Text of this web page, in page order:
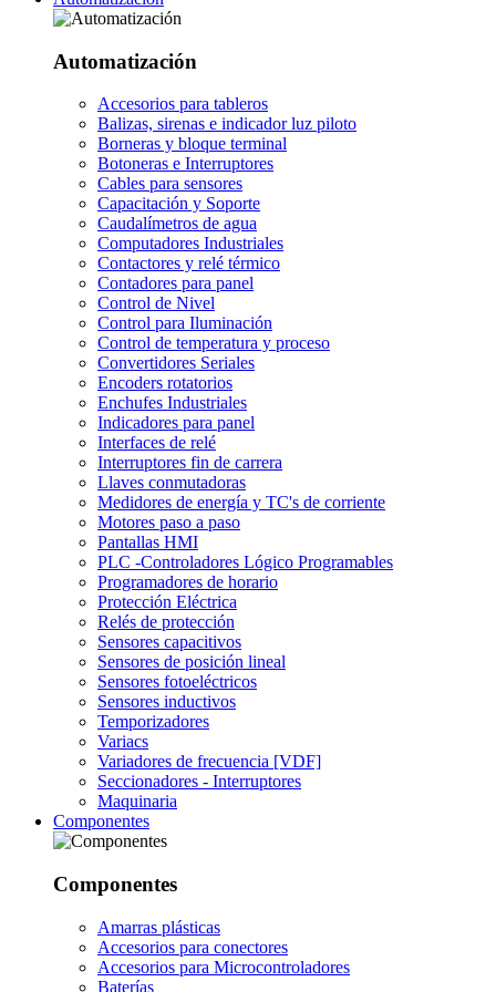
Automatización
Accesorios para tableros
Balizas, sirenas e indicador luz piloto
Borneras y bloque terminal
Botoneras e Interruptores
Cables para sensores
Capacitación y Soporte
Caudalímetros de agua
Computadores Industriales
Contactores y relé térmico
Contadores para panel
Control de Nivel
Control para Iluminación
Control de temperatura y proceso
Convertidores Seriales
Encoders rotatorios
Enchufes Industriales
Indicadores para panel
Interfaces de relé
Interruptores fin de carrera
Llaves conmutadoras
Medidores de energía y TC's de corriente
Motores paso a paso
Pantallas HMI
PLC -Controladores Lógico Programables
Programadores de horario
Protección Eléctrica
Relés de protección
Sensores capacitivos
Sensores de posición lineal
Sensores fotoeléctricos
Sensores inductivos
Temporizadores
Variacs
Variadores de frecuencia [VDF]
Seccionadores - Interruptores
Maquinaria
Componentes
Componentes
Amarras plásticas
Accesorios para conectores
Accesorios para Microcontroladores
Baterías